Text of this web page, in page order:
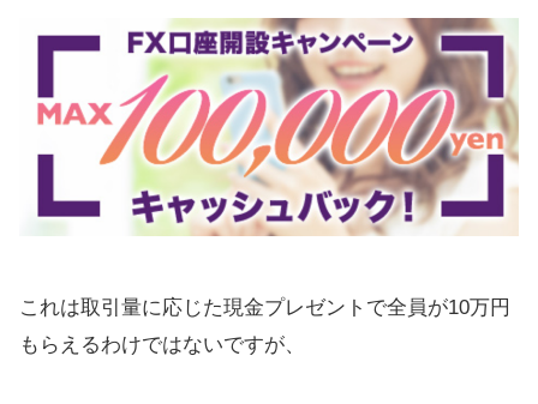
これは取引量に応じた現金プレゼントで全員が10万円
もらえるわけではないですが、